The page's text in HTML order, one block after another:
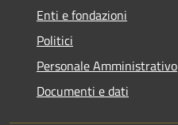
Enti e fondazioni
Politici
Personale Amministrativo
Documenti e dati